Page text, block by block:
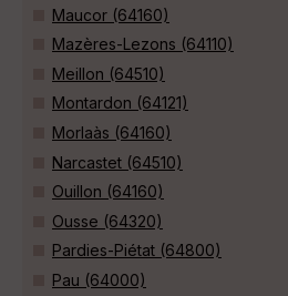
Maucor (64160)
Mazères-Lezons (64110)
Meillon (64510)
Montardon (64121)
Morlaàs (64160)
Narcastet (64510)
Ouillon (64160)
Ousse (64320)
Pardies-Piétat (64800)
Pau (64000)